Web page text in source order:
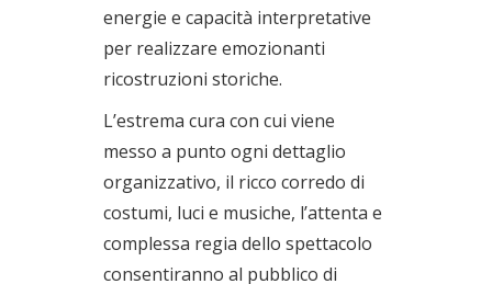
energie e capacità interpretative
per realizzare emozionanti
ricostruzioni storiche.
L’estrema cura con cui viene
messo a punto ogni dettaglio
organizzativo, il ricco corredo di
costumi, luci e musiche, l’attenta e
complessa regia dello spettacolo
consentiranno al pubblico di